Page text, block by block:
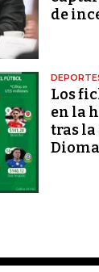
de
Los
en la
tras la